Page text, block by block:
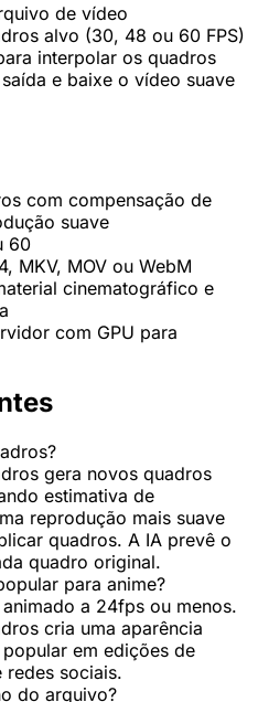
de vídeo
alvo (30, 48 ou 60 FPS)
interpolar os quadros
e baixe o vídeo suave
com compensação de
suave
60
MKV, MOV ou WebM
cinematográfico e
com GPU para
gera novos quadros
estimativa de
reprodução mais suave
quadros. A IA prevê o
quadro original.
para anime?
a 24fps ou menos.
cria uma aparência
em edições de
redes sociais.
do arquivo?